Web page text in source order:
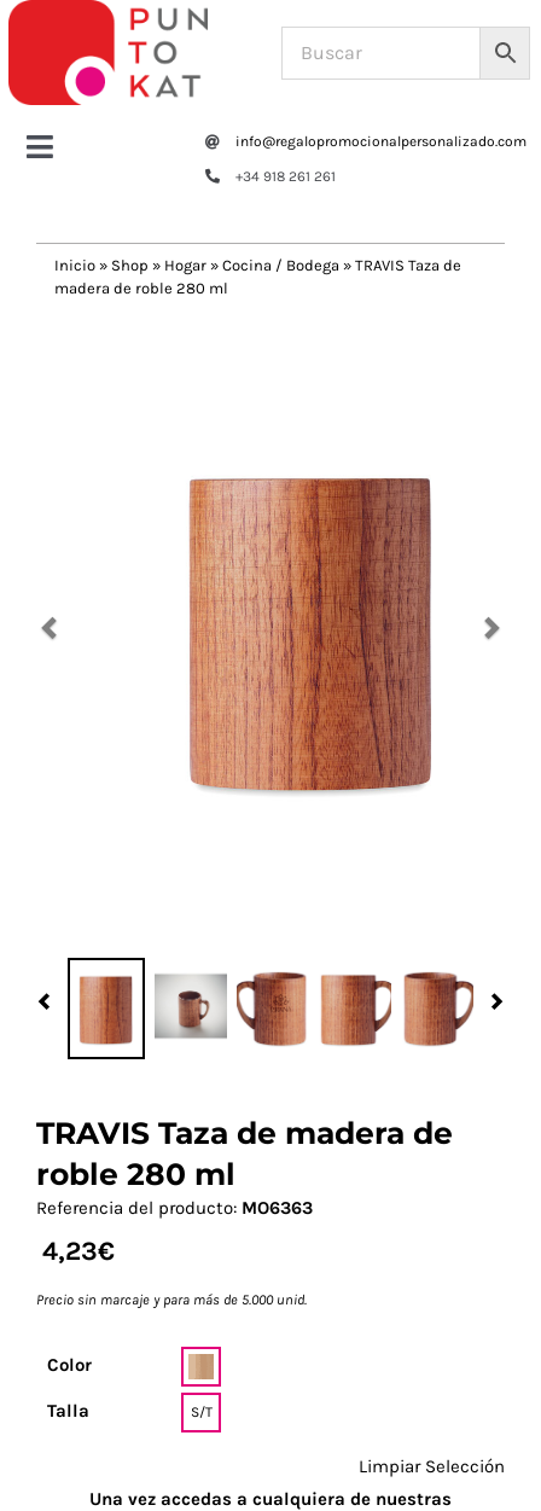
Saltar
contenido
Toggle
Tazas y botellas
Navidad 🎄 Invierno
info@regalopromocionalpersonalizado.com
+34 918 261 261
Inicio » Shop » Hogar » Cocina / Bodega » TRAVIS Taza de
madera de roble 280 ml
Previous
TRAVIS Taza de madera de
roble 280 ml
Referencia del producto: MO6363
4,23€
Precio sin marcaje y para más de 5.000 unid.
Color
Talla S/T
Limpiar Selección
Una vez accedas a cualquiera de nuestras